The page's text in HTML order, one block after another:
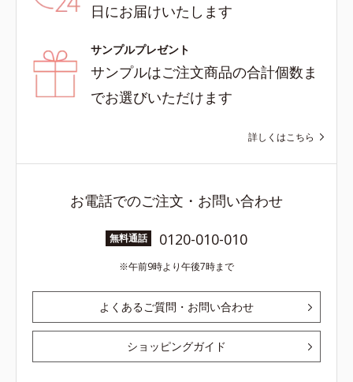
日にお届けいたします
サンプルプレゼント
サンプルはご注文商品の合計個数ま
でお選びいただけます
詳しくはこちら
お電話でのご注文・お問い合わせ
無料通話 0120-010-010
午前9時より午後7時まで
よくあるご質問・お問い合わせ
ショッピングガイド